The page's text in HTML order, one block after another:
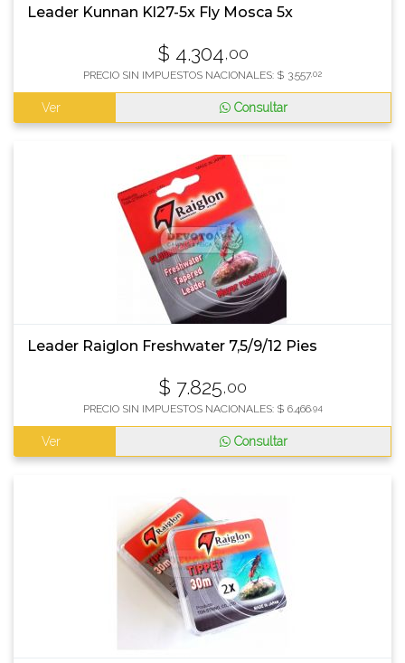
Leader Kunnan Kl27-5x Fly Mosca 5x
$ 4.304,00
PRECIO SIN IMPUESTOS NACIONALES: $ 3.557,02
Ver Consultar
Leader Raiglon Freshwater 7,5/9/12 Pies
$ 7.825,00
PRECIO SIN IMPUESTOS NACIONALES: $ 6.466,94
Ver Consultar